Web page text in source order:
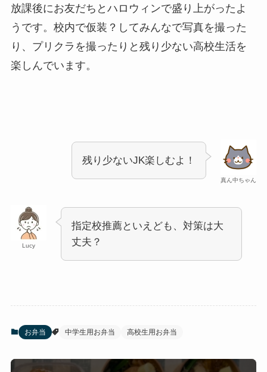
放課後にお友だちとハロウィンで盛り上がったよ
うです。校内で仮装？してみんなで写真を撮った
り、プリクラを撮ったりと残り少ない高校生活を
楽しんでいます。
真ん中ちゃん
残り少ないJK楽しむよ！
Lucy
指定校推薦といえども、対策は大
丈夫？
お弁当 中学生用お弁当 高校生用お弁当